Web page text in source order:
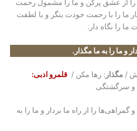
را از عشق پرکن و ما را مشمول رحمت
ما را با رحمت خودت بنگر و با لطفت
ما را نگاه دار.
و ما را به ما مگذار .
/ مگذار : رها مکن / قلمرو ادبی:
و سرگشتگی
و گمراهی‌ها را از راه ما بردار و ما را به